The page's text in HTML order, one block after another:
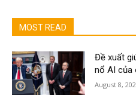
MOST READ
Đề xuất
nổ AI của
August 8,